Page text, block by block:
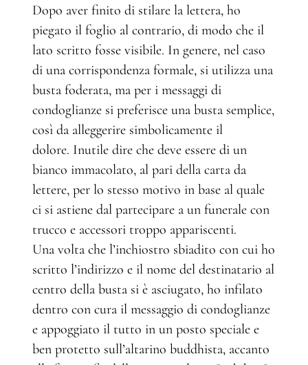
Dopo aver finito di stilare la lettera, ho
piegato il foglio al contrario, di modo che il
lato scritto fosse visibile. In genere, nel caso
di una corrispondenza formale, si utilizza una
busta foderata, ma per i messaggi di
condoglianze si preferisce una busta semplice,
così da alleggerire simbolicamente il
dolore. Inutile dire che deve essere di un
bianco immacolato, al pari della carta da
lettere, per lo stesso motivo in base al quale
ci si astiene dal partecipare a un funerale con
trucco e accessori troppo appariscenti.
Una volta che l’inchiostro sbiadito con cui ho
scritto l’indirizzo e il nome del destinatario al
centro della busta si è asciugato, ho infilato
dentro con cura il messaggio di condoglianze
e appoggiato il tutto in un posto speciale e
ben protetto sull’altarino buddhista, accanto